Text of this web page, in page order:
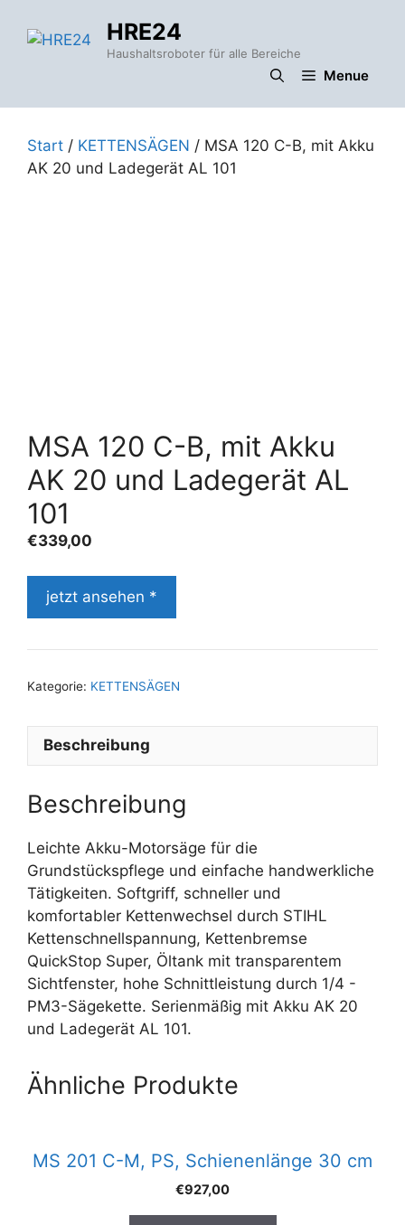
Inhalt
HRE24
Haushaltsroboter für alle Bereiche
Menue
Start / KETTENSÄGEN / MSA 120 C-B, mit Akku
AK 20 und Ladegerät AL 101
MSA 120 C-B, mit Akku
AK 20 und Ladegerät AL
101
€339,00
jetzt ansehen *
Kategorie: KETTENSÄGEN
Beschreibung
Beschreibung
Leichte Akku-Motorsäge für die
Grundstückspflege und einfache handwerkliche
Tätigkeiten. Softgriff, schneller und
komfortabler Kettenwechsel durch STIHL
Kettenschnellspannung, Kettenbremse
QuickStop Super, Öltank mit transparentem
Sichtfenster, hohe Schnittleistung durch 1/4 -
PM3-Sägekette. Serienmäßig mit Akku AK 20
und Ladegerät AL 101.
Ähnliche Produkte
MS 201 C-M, PS, Schienenlänge 30 cm
€927,00